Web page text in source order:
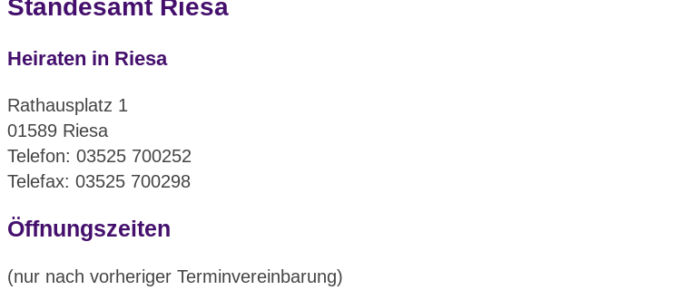
Standesamt Riesa
Heiraten in Riesa
Rathausplatz 1
01589 Riesa
Telefon: 03525 700252
Telefax: 03525 700298
Öffnungszeiten
(nur nach vorheriger Terminvereinbarung)